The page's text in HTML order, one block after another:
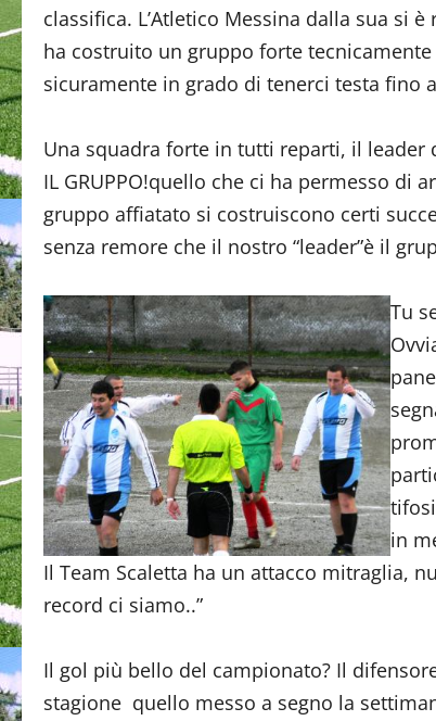
classifica. L’Atletico Messina dalla sua si
ha costruito un gruppo forte
sicuramente in grado di tenerci testa fino
Una squadra forte in tutti reparti, il leader
IL GRUPPO!quello che ci ha permesso di
gruppo affiatato si costruiscono certi
senza remore che il nostro “leader”è il
Tu
in
Il Team Scaletta ha un attacco mitraglia,
record ci siamo..”
Il gol più bello del campionato? Il
stagione quello messo a segno la